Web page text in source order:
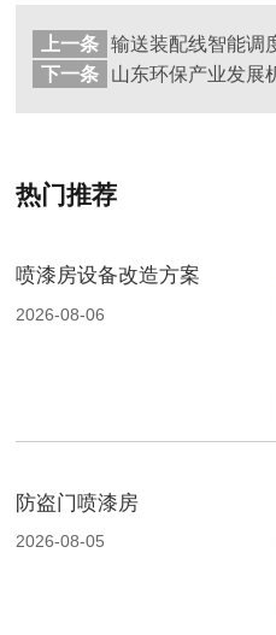
上一条
下一条
山东环保产业发展
热门推荐
喷漆房设备改造方案
2026-08-06
防盗门喷漆房
2026-08-05